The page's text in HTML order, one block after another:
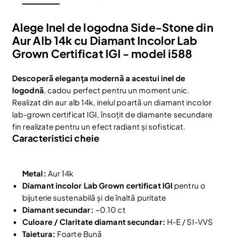
Email
Abonare
Am citit și sunt de acord cu Politica de confidentialitate
Nu mai afișa.
Alege Inel de logodna Side-Stone din
Aur Alb 14k cu Diamant Incolor Lab
Grown Certificat IGI - model i588
Descoperă eleganța modernă a acestui inel de
logodnă , cadou perfect pentru un moment unic.
Realizat din aur alb 14k, inelul poartă un diamant incolor
lab-grown certificat IGI, însoțit de diamante secundare
fin realizate pentru un efect radiant și sofisticat.
Caracteristici cheie
Metal: Aur 14k
Diamant incolor Lab Grown certificat IGI pentru o
bijuterie sustenabilă și de înaltă puritate
Diamant secundar: ~0.10 ct
Culoare / Claritate diamant secundar: H-E / SI-VVS
Taietura: Foarte Bună